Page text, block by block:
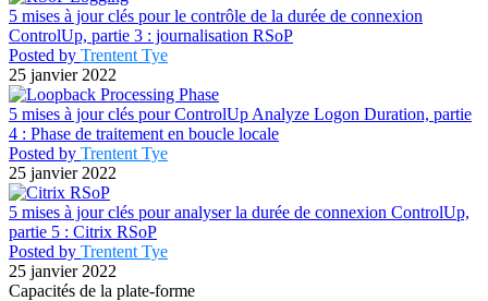
5 mises à jour clés pour le contrôle de la durée de connexion
ControlUp, partie 3 : journalisation RSoP
Posted by Trentent Tye
25 janvier 2022
5 mises à jour clés pour ControlUp Analyze Logon Duration, partie
4 : Phase de traitement en boucle locale
Posted by Trentent Tye
25 janvier 2022
5 mises à jour clés pour analyser la durée de connexion ControlUp,
partie 5 : Citrix RSoP
Posted by Trentent Tye
25 janvier 2022
Capacités de la plate-forme